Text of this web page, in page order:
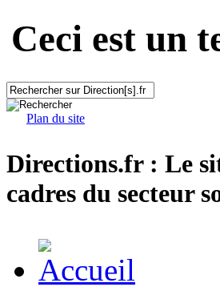
Ceci est un
Plan du site
Directions.fr : Le
cadres du secteur